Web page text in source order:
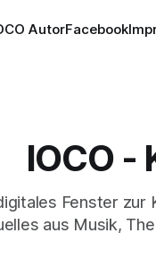
AutorFacebook
IOCO -
Fenster zur
aus Musik,